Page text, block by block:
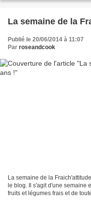
La semaine de la
Publié le 20/06/2014 à 11:07
Par roseandcook
La semaine de la
le blog. Il s'agit d'une semaine
fruits et légumes frais et de